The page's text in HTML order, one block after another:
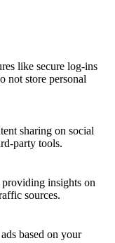
like secure log-ins
not store personal
sharing on social
party tools.
insights on
sources.
based on your